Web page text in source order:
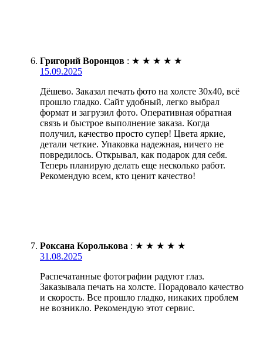
Григорий Воронцов : ★ ★ ★ ★ ★
15.09.2025
Дёшево. Заказал печать фото на холсте 30х40, всё
прошло гладко. Сайт удобный, легко выбрал
формат и загрузил фото. Оперативная обратная
связь и быстрое выполнение заказа. Когда
получил, качество просто супер! Цвета яркие,
детали четкие. Упаковка надежная, ничего не
повредилось. Открывал, как подарок для себя.
Теперь планирую делать еще несколько работ.
Рекомендую всем, кто ценит качество!
Роксана Королькова : ★ ★ ★ ★ ★
31.08.2025
Распечатанные фотографии радуют глаз.
Заказывала печать на холсте. Порадовало качество
и скорость. Все прошло гладко, никаких проблем
не возникло. Рекомендую этот сервис.